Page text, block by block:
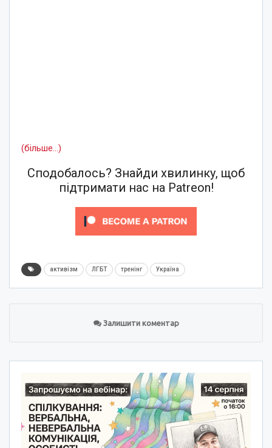
(більше…)
Сподобалось? Знайди хвилинку, щоб
підтримати нас на Patreon!
активізм ЛГБТ тренінг Україна
Залишити коментар